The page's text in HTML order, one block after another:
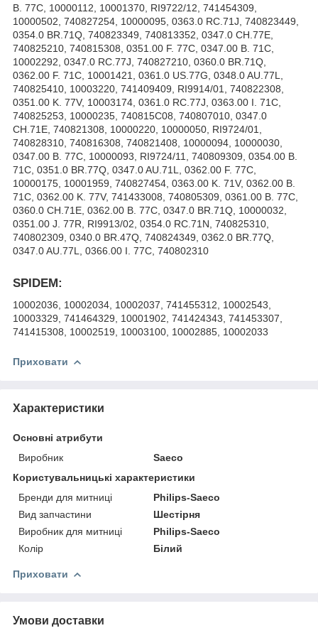
B. 77C, 10000112, 10001370, RI9722/12, 741454309,
10000502, 740827254, 10000095, 0363.0 RC.71J, 740823449,
0354.0 BR.71Q, 740823349, 740813352, 0347.0 CH.77E,
740825210, 740815308, 0351.00 F. 77C, 0347.00 B. 71C,
10002292, 0347.0 RC.77J, 740827210, 0360.0 BR.71Q,
0362.00 F. 71C, 10001421, 0361.0 US.77G, 0348.0 AU.77L,
740825410, 10003220, 741409409, RI9914/01, 740822308,
0351.00 K. 77V, 10003174, 0361.0 RC.77J, 0363.00 I. 71C,
740825253, 10000235, 740815C08, 740807010, 0347.0
CH.71E, 740821308, 10000220, 10000050, RI9724/01,
740828310, 740816308, 740821408, 10000094, 10000030,
0347.00 B. 77C, 10000093, RI9724/11, 740809309, 0354.00 B.
71C, 0351.0 BR.77Q, 0347.0 AU.71L, 0362.00 F. 77C,
10000175, 10001959, 740827454, 0363.00 K. 71V, 0362.00 B.
71C, 0362.00 K. 77V, 741433008, 740805309, 0361.00 B. 77C,
0360.0 CH.71E, 0362.00 B. 77C, 0347.0 BR.71Q, 10000032,
0351.00 J. 77R, RI9913/02, 0354.0 RC.71N, 740825310,
740802309, 0340.0 BR.47Q, 740824349, 0362.0 BR.77Q,
0347.0 AU.77L, 0366.00 I. 77C, 740802310
SPIDEM:
10002036, 10002034, 10002037, 741455312, 10002543,
10003329, 741464329, 10001902, 741424343, 741453307,
741415308, 10002519, 10003100, 10002885, 10002033
Приховати
Характеристики
Основні атрибути
Виробник
Saeco
Користувальницькі характеристики
Бренди для митниці
Philips-Saeco
Вид запчастини
Шестірня
Виробник для митниці
Philips-Saeco
Колір
Білий
Приховати
Умови доставки